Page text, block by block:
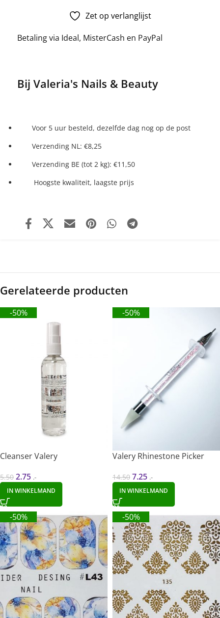
Zet op verlanglijst
Betaling via Ideal, MisterCash en PayPal
Bij Valeria's Nails & Beauty
Voor 5 uur besteld, dezelfde dag nog op de post
Verzending NL: €8,25
Verzending BE (tot 2 kg): €11,50
Hoogste kwaliteit, laagste prijs
Gerelateerde producten
-50%
Cleanser Valery
5.50 2.75 .-
IN WINKELMAND
-50%
Valery Rhinestone Picker
14.50 7.25 .-
IN WINKELMAND
-50% -50%